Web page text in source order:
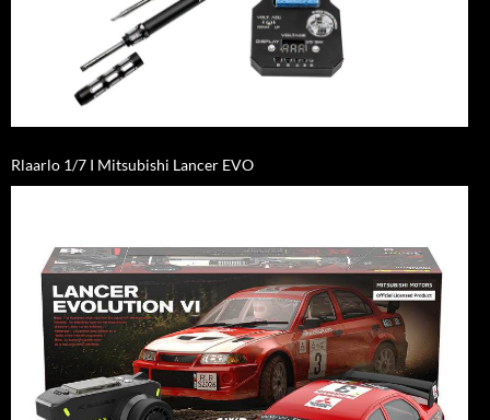
Rlaarlo 1/7 I Mitsubishi Lancer EVO